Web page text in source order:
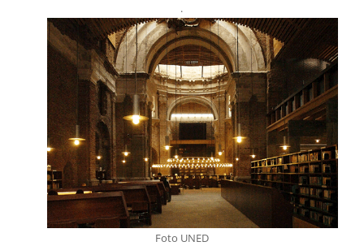
.
Foto UNED